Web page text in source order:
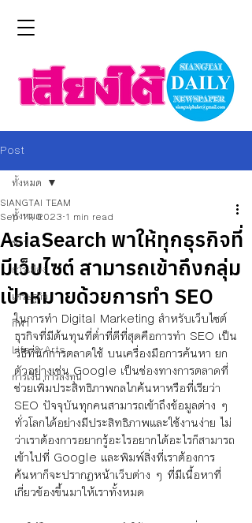
Post
ทั้งหมด
ข่าว
การเมือง
เศรษฐกิจ
กีฬา
Life & Arts
การเงิน การลงทุน
ทั้งหมด
AsiaSearch พาให้ทุกธุรกิจที่
มีเว็บไซต์ สามารถเข้าถึงกลุ่ม
เป้าหมายด้วยการทำ SEO
SIANGTAI TEAM
Sep 11, 2023 1 min read
ในการทำ Digital Marketing สำหรับเว็บไซต์
ธุรกิจที่มีต้นทุนที่ต่ำที่ดีที่สุดคือการทำ SEO เป็น
วิธีที่นักการตลาดใช้ บนเครื่องมือการค้นหา ยก
ตัวอย่างเช่น Google เป็นช่องทางการตลาดที่
ช่วยเพิ่มประสิทธิภาพกลไกค้นหาหรือที่เรียว่า
SEO ปัจจุบันทุกคนสามารถเข้าถึงข้อมูลต่าง ๆ
ทั่วโลกได้อย่างมีประสิทธิภาพและใช้งานง่าย ไม่
ว่าเราต้องการอยากรู้อะไรอยากได้อะไรก็สามารถ
เข้าไปที่ Google และพิมพ์สิ่งที่เราต้องการ
ค้นหาก็จะปรากฏหน้าเว็บต่าง ๆ ที่มีเนื้อหาที่
เกี่ยวข้องขึ้นมาให้เราทั้งหมด